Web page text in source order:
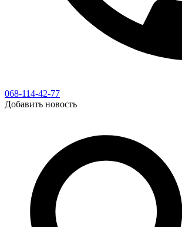
068-114-42-77
Добавить новость